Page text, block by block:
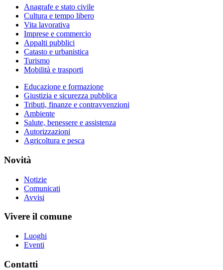
Anagrafe e stato civile
Cultura e tempo libero
Vita lavorativa
Imprese e commercio
Appalti pubblici
Catasto e urbanistica
Turismo
Mobilità e trasporti
Educazione e formazione
Giustizia e sicurezza pubblica
Tributi, finanze e contravvenzioni
Ambiente
Salute, benessere e assistenza
Autorizzazioni
Agricoltura e pesca
Novità
Notizie
Comunicati
Avvisi
Vivere il comune
Luoghi
Eventi
Contatti